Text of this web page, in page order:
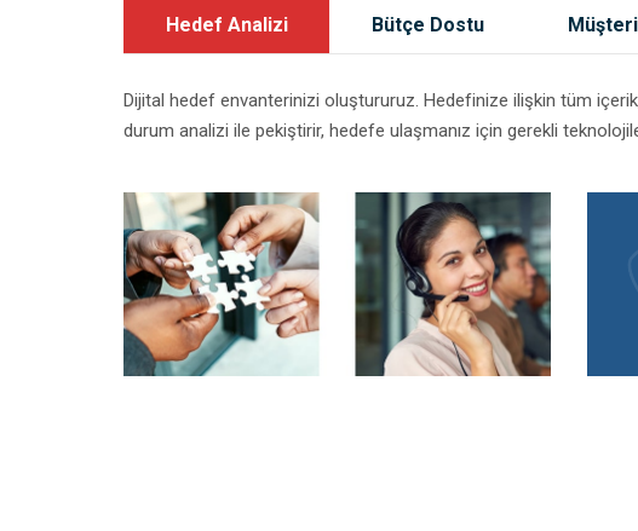
Hedef Analizi Bütçe Dostu Müşteri
Dijital hedef envanterinizi oluştururuz. Hedefinize ilişkin tüm
durum analizi ile pekiştirir, hedefe ulaşmanız için gerekli